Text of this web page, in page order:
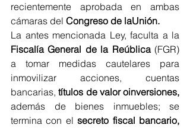
recientemente aprobada en ambas
cámaras del Congreso de laUnión.
Fiscalía General de la Reública (FGR)
a tomar medidas cautelares para
inmovilizar acciones, cuentas
bancarias, títulos de valor oinversiones,
además de bienes inmuebles; se
termina con el secreto fiscal bancario,